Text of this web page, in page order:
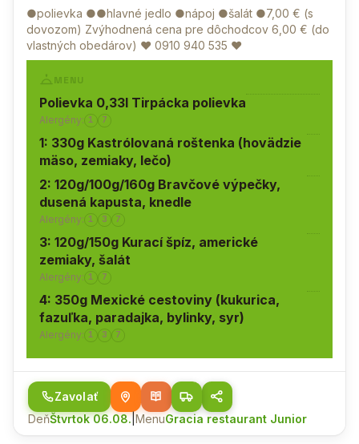
●polievka ●●hlavné jedlo ●nápoj ●šalát ●7,00 € (s
dovozom) Zvýhodnená cena pre dôchodcov 6,00 € (do
vlastných obedárov) ♥ 0910 940 535 ♥
MENU
Polievka 0,33l Tirpácka polievka
Alergény: 1 7
1: 330g Kastrólovaná roštenka (hovädzie
mäso, zemiaky, lečo)
2: 120g/100g/160g Bravčové výpečky,
dusená kapusta, knedle
Alergény: 1 3 7
3: 120g/150g Kurací špíz, americké
zemiaky, šalát
Alergény: 1 7
4: 350g Mexické cestoviny (kukurica,
fazuľka, paradajka, bylinky, syr)
Alergény: 1 3 7
Zavolať
DeňŠtvrtok 06.08.|MenuGracia restaurant Junior